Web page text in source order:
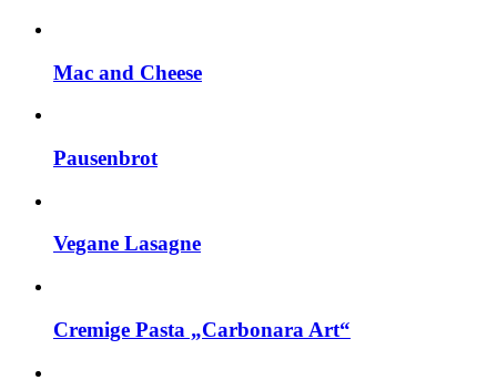
Mac and Cheese
Pausenbrot
Vegane Lasagne
Cremige Pasta „Carbonara Art“